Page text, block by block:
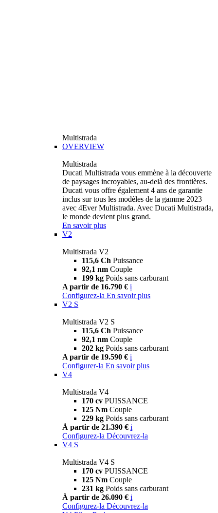
Multistrada
OVERVIEW
Multistrada
Ducati Multistrada vous emmène à la découverte
de paysages incroyables, au-delà des frontières.
Ducati vous offre également 4 ans de garantie
inclus sur tous les modèles de la gamme 2023
avec 4Ever Multistrada. Avec Ducati Multistrada,
le monde devient plus grand.
En savoir plus
V2
Multistrada V2
115,6 Ch Puissance
92,1 nm Couple
199 kg Poids sans carburant
A partir de 16.790 € i
Configurez-la En savoir plus
V2 S
Multistrada V2 S
115,6 Ch Puissance
92,1 nm Couple
202 kg Poids sans carburant
A partir de 19.590 € i
Configurer-la En savoir plus
V4
Multistrada V4
170 cv PUISSANCE
125 Nm Couple
229 kg Poids sans carburant
À partir de 21.390 € i
Configurez-la Découvrez-la
V4 S
Multistrada V4 S
170 cv PUISSANCE
125 Nm Couple
231 kg Poids sans carburant
À partir de 26.090 € i
Configurez-la Découvrez-la